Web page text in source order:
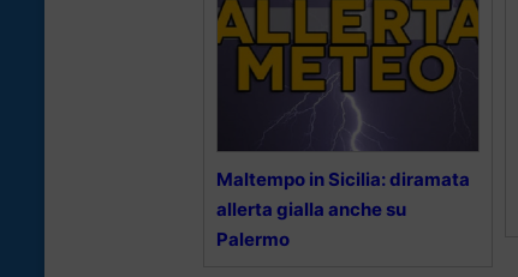
Maltempo in Sicilia: diramata
allerta gialla anche su
Palermo